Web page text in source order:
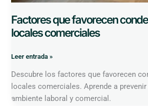
Factores que favorecen
locales comerciales
Leer entrada »
Descubre los factores que favorecen
locales comerciales. Aprende a
ambiente laboral y comercial.